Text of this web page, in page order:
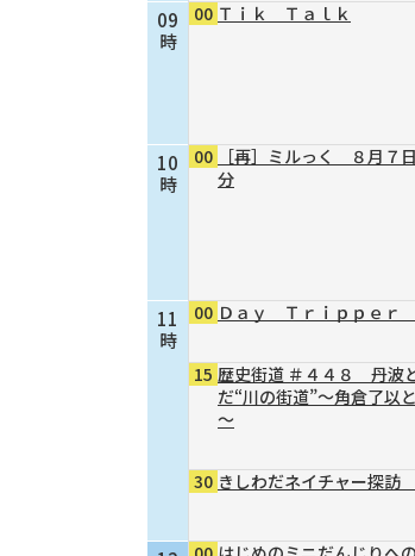
09
時
10
時
11
時
00 Ｔｉｋ Ｔａｌｋ
00
［再］ミルっく ８月７
分
00 Ｄａｙ Ｔｒｉｐｐｅｒ
15 歴史街道 ＃４４８ 丹波
だ“川の街道”～角倉了以
～
30 きしわだネイチャー探訪